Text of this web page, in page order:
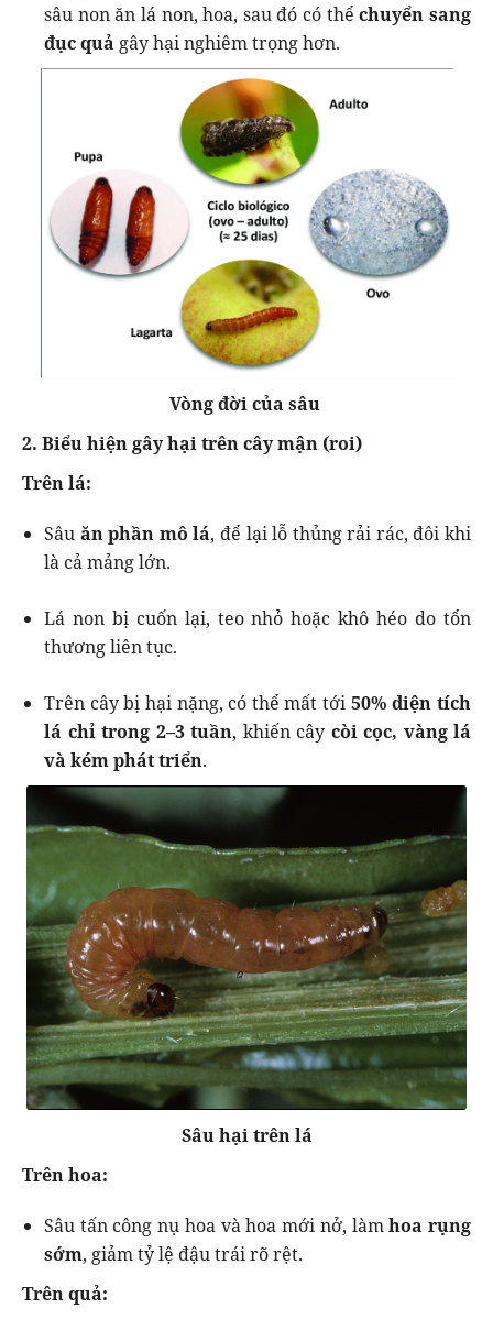
sâu non ăn lá non, hoa, sau đó có thểchuyển sang
đục quả gây hại nghiêm trọng hơn.
Vòng đời của sâu
2. Biểu hiện gây hại trên cây mận (roi)
Trên lá:
Sâu ăn phần mô lá, để lại lỗ thủng rải rác, đôi khi
là cả mảng lớn.
Lá non bị cuốn lại, teo nhỏ hoặc khô héo do tổn
thương liên tục.
Trên cây bị hại nặng, có thể mất tới 50% diện tích
lá chỉ trong 2–3 tuần, khiến cây còi cọc, vàng lá
và kém phát triển.
Sâu hại trên lá
Trên hoa:
Sâu tấn công nụ hoa và hoa mới nở, làmhoa rụng
sớm, giảm tỷ lệ đậu trái rõ rệt.
Trên quả: